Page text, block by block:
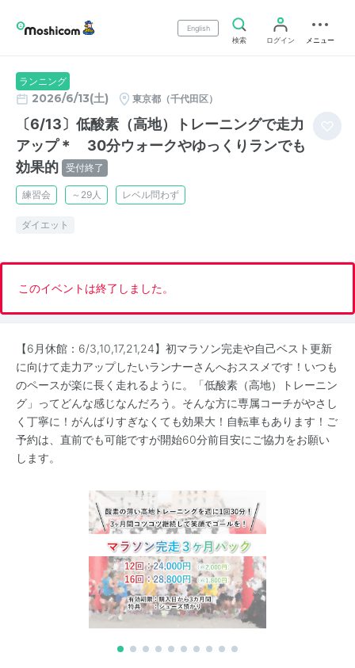
English
検索
ログイン メニュー
ランニング
2026/6/13(土) 東京都（千代田区）
〔6/13〕低酸素（高地）トレーニングで走力
アップ＊ 30分ウォークやゆっくりランでも
効果的 受付終了
練習会 ～29人 レベル問わず
ダイエット
このイベントは終了しました。
【6月休館：6/3,10,17,21,24】初マラソン完走や自己ベスト更新
に向けて走力アップしたいランナーさんへおススメです！いつも
のペースが楽に長く走れるように。「低酸素（高地）トレーニン
グ」ってどんな感じなんだろう。そんな方に専属コーチがやさし
く丁寧に！がんばりすぎなくても効果大！自転車もあります！ご
予約は、直前でも可能ですが開始60分前目安にご協力をお願い
します。